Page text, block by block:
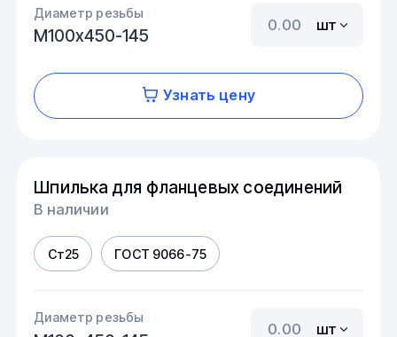
Диаметр резьбы
М100х450-145
шт
Узнать цену
Шпилька для фланцевых соединений
В наличии
Ст25 ГОСТ 9066-75
Диаметр резьбы
шт